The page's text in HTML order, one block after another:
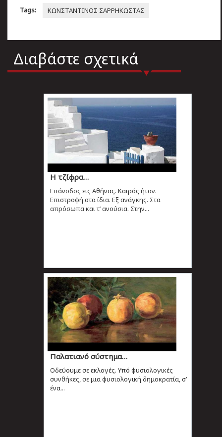
Tags: ΚΩΝΣΤΑΝΤΙΝΟΣ ΣΑΡΡΗΚΩΣΤΑΣ
Διαβάστε σχετικά
Η τζίφρα…
Επάνοδος εις Αθήνας. Καιρός ήταν.
Επιστροφή στα ίδια. Εξ ανάγκης. Στα
απρόσωπα και τ’ ανούσια. Στην...
Παλατιανό σύστημα…
Οδεύουμε σε εκλογές. Υπό φυσιολογικές
συνθήκες, σε μια φυσιολογική δημοκρατία, σ’
ένα...